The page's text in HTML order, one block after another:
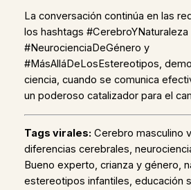
La conversación continúa en las
los hashtags #CerebroYNaturaleza
#NeurocienciaDeGénero y
#MásAlláDeLosEstereotipos,
ciencia, cuando se comunica
un poderoso catalizador para el
Tags virales: Cerebro masculino
diferencias cerebrales,
Bueno experto, crianza y género,
estereotipos infantiles, educación